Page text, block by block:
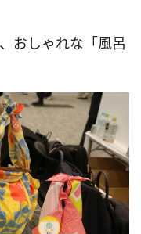
おしゃれな「風呂